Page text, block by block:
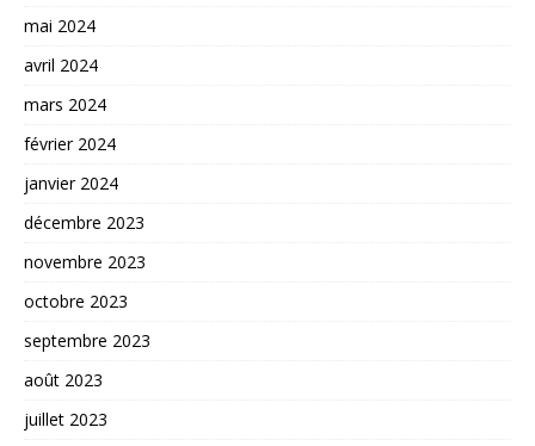
mai 2024
avril 2024
mars 2024
février 2024
janvier 2024
décembre 2023
novembre 2023
octobre 2023
septembre 2023
août 2023
juillet 2023